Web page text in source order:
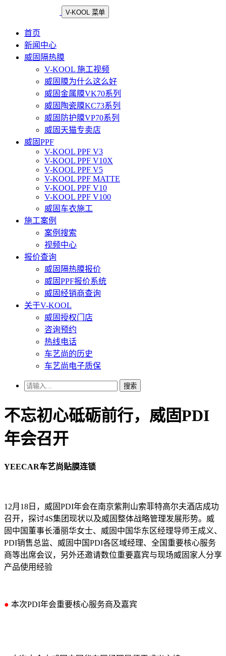
V-KOOL 菜单
首页
新闻中心
威固隔热膜
V-KOOL 施工视频
威固膜为什么这么好
威固金属膜VK70系列
威固陶瓷膜KC73系列
威固防护膜VP70系列
威固天猫专卖店
威固PPF
V-KOOL PPF V3
V-KOOL PPF V10X
V-KOOL PPF V5
V-KOOL PPF MATTE
V-KOOL PPF V10
V-KOOL PPF V100
威固车衣施工
施工案例
案例搜索
视频中心
报价查询
威固隔热膜报价
威固PPF报价系统
威固经销商查询
关于V-KOOL
威固授权门店
咨询预约
热线电话
车艺尚的历史
车艺尚电子质保
搜索
不忘初心砥砺前行，威固PDI
年会召开
YEECAR车艺尚贴膜连锁
12月18日，威固PDI年会在南京紫荆山索菲特高尔夫酒店成功
召开，探讨4S集团现状以及威固整体战略管理发展形势。威
固中国董事长潘丽华女士、威固中国华东区经理导师王成义、
PDI销售总监、威固中国PDI各区域经理、全国重要核心服务
商等出席会议，另外还邀请数位重要嘉宾与现场威固家人分享
产品使用经验
● 本次PDI年会重要核心服务商及嘉宾